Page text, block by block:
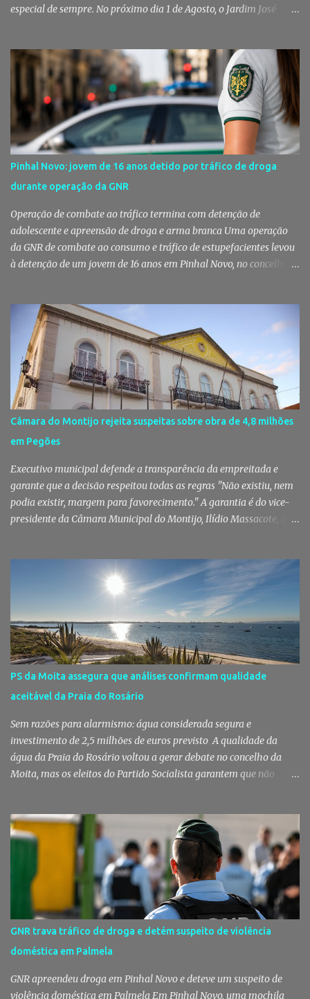
especial de sempre. No próximo dia 1 de Agosto, o Jardim José
que parte das receitas reverterá para a Associação Humanitária
dos Bombeiros Voluntários do Pinhal Novo, reforçando o espírito
comunitário que sempre distinguiu este evento. O branco é a cor
essencial da festa de 1 de Agosto no Pinhal Novo 10 anos depois da
primeira edição, a White Party continua a ser muito mais do que
uma pista de dança ao ar livre. É um ponto de encontro entre
gerações, um momento de reencontro entre amigos e famílias,
mas também o reflexo daquilo que distingue o Pinhal Novo: a
capacidade de transformar uma ideia simples numa tradição que
mobiliza milhares de pessoas. Todos os anos, quando ch...
Pinhal Novo: jovem de 16 anos detido por tráfico de droga
durante operação da GNR
Operação de combate ao tráfico termina com detenção de
adolescente e apreensão de droga e arma branca Uma operação
da GNR de combate ao consumo e tráfico de estupefacientes levou
à detenção de um jovem de 16 anos em Pinhal Novo, no concelho
das autoridades sobre este tipo de criminalidade no distrito de
Setúbal. Droga, arma branca e dinheiro apreendidos pela GNR Um
jovem de 16 anos foi detido na segunda-feira, 28 de Julho, por
suspeitas da prática do crime de tráfico de estupefacientes, na
localidade de Pinhal Novo. A detenção foi efetuada pelo Comando
Territorial de Setúbal da GNR, através do Posto Territorial de
Pinhal Novo, no âmbito de uma operação de fiscalização
especialmente direcionada para o combate ao consumo e tráfico
de droga. Segundo a GNR, "os militares da Guarda identificaram
vários indivíduos" durante a ação policial realizada em Pi...
Câmara do Montijo rejeita suspeitas sobre obra de 4,8 milhões
em Pegões
Executivo municipal defende a transparência da empreitada e
garante que a decisão respeitou todas as regras "Não existiu, nem
podia existir, margem para favorecimento." A garantia é do vice-
presidente da Câmara Municipal do Montijo, Ilídio Massacote, que
decorreu com total transparência, cumpriu todas as exigências
legais e apenas avançou para ajuste direto depois de três
concursos públicos terem ficado desertos. Município responde às
dúvidas sobre a adjudicação da nova escola A Câmara Municipal
do Montijo veio a público responder às dúvidas levantadas em
torno da adjudicação da construção do futuro Centro Escolar de
Pegões, uma empreitada de cerca de 4,8 milhões de euros que
ganhou destaque após uma notícia publicada pelo Página UM. O
jornal questionou, entre outros aspetos, o recurso ao ajuste direto
e a escolha da empresa adjudicatária, uma socied...
PS da Moita assegura que análises confirmam qualidade
aceitável da Praia do Rosário
Sem razões para alarmismo: água considerada segura e
investimento de 2,5 milhões de euros previsto A qualidade da
água da Praia do Rosário voltou a gerar debate no concelho da
Moita, mas os eleitos do Partido Socialista garantem que não
classificação de "Qualidade Aceitável", - posição validada pela a
Agência Portuguesa do Ambiente a 29 de Julho - acusam
algumas informações de criarem preocupações injustificadas e
reforçam que a valorização daquele espaço passa por um
investimento de cerca de 2,5 milhões de euros previsto pela
Câmara Municipal. A praia é um dos espaços naturais mais
emblemáticos da Moita A reação surge depois de terem sido
divulgadas informações que levantaram dúvidas sobre as
condições da Praia do Rosário, levando os eleitos do Partido
Socialista na Câmara Municipal e Assembleia Municipal da Moita,
bem como na União das Freguesias de Gaio-R...
GNR trava tráfico de droga e detém suspeito de violência
doméstica em Palmela
GNR apreendeu droga em Pinhal Novo e deteve um suspeito de
violência doméstica em Palmela Em Pinhal Novo, uma mochila